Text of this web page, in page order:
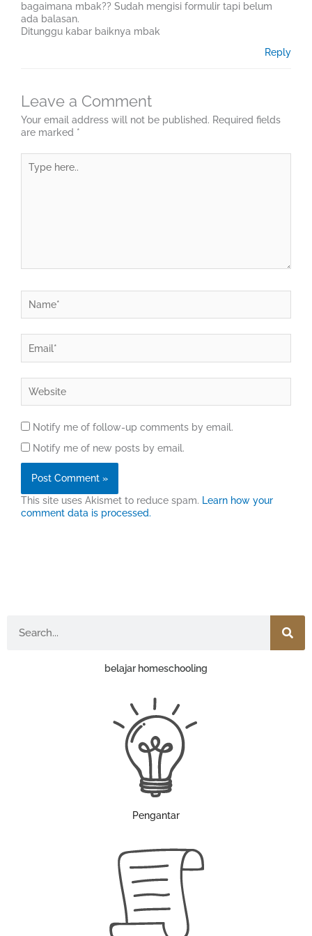
bagaimana mbak?? Sudah mengisi formulir tapi belum
ada balasan.
Ditunggu kabar baiknya mbak
Reply
Leave a Comment
Your email address will not be published. Required fields
are marked *
here..
Notify me of follow-up comments by email.
Notify me of new posts by email.
This site uses Akismet to reduce spam. Learn how your
comment data is processed.
belajar homeschooling
Pengantar